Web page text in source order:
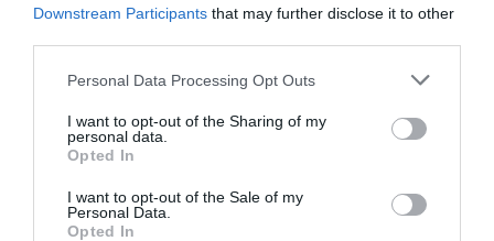
Downstream Participants that may further disclose it to other
Personal Data Processing Opt Outs
I want to opt-out of the Sharing of my
personal data.
Opted In
I want to opt-out of the Sale of my
Personal Data.
Opted In